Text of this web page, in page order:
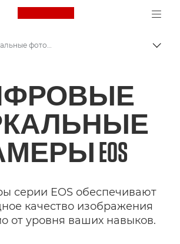
Canon Logo, back to
Цифровые зеркальные фотокамеры
EOS
серии EOS обеспечивают
качество изображения
от уровня ваших навыков.